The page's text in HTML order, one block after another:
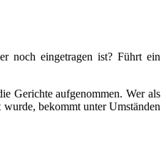
noch eingetragen ist? Führt ein
Gerichte aufgenommen. Wer als
bekommt unter Umständen